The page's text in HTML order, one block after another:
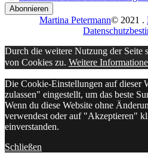
Martina Petermann© 2021 .
Durch die weitere Nutzung der Seite
von Cookies zu. Weitere
Die Cookie-Einstellungen auf dieser
zulassen" eingestellt, um das beste
Wenn du diese Website ohne
verwendest oder auf "Akzeptieren"
einverstanden.
Schließen